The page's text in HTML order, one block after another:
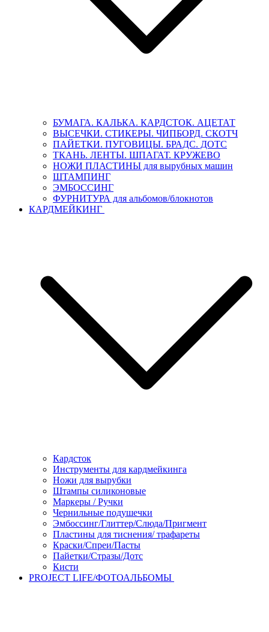
БУМАГА. КАЛЬКА. КАРДСТОК. АЦЕТАТ
ВЫСЕЧКИ. СТИКЕРЫ. ЧИПБОРД. СКОТЧ
ПАЙЕТКИ. ПУГОВИЦЫ. БРАДС. ДОТС
ТКАНЬ. ЛЕНТЫ. ШПАГАТ. КРУЖЕВО
НОЖИ ПЛАСТИНЫ для вырубных машин
ШТАМПИНГ
ЭМБОССИНГ
ФУРНИТУРА для альбомов/блокнотов
КАРДМЕЙКИНГ
Кардсток
Инструменты для кардмейкинга
Ножи для вырубки
Штампы силиконовые
Маркеры / Ручки
Чернильные подушечки
Эмбоссинг/Глиттер/Слюда/Пригмент
Пластины для тиснения/ трафареты
Краски/Спреи/Пасты
Пайетки/Стразы/Дотс
Кисти
PROJECT LIFE/ФОТОАЛЬБОМЫ